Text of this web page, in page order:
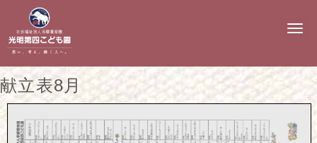
N
g
a
i
n
献立表8月